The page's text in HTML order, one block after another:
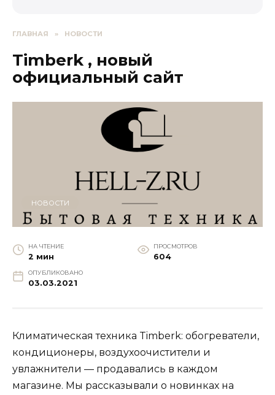
ГЛАВНАЯ » НОВОСТИ
Timberk , новый
официальный сайт
НОВОСТИ
НА ЧТЕНИЕ
2 мин
ПРОСМОТРОВ
604
ОПУБЛИКОВАНО
03.03.2021
Климатическая техника Timberk: обогреватели,
кондиционеры, воздухоочистители и
увлажнители — продавались в каждом
магазине. Мы рассказывали о новинках на